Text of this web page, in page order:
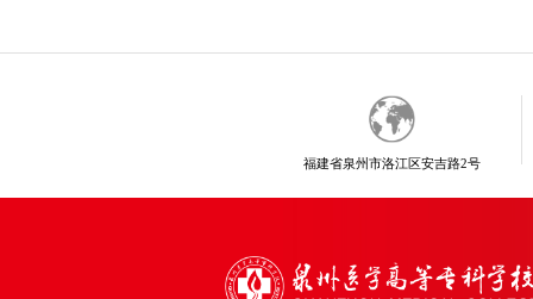
福建省泉州市洛江区安吉路2号